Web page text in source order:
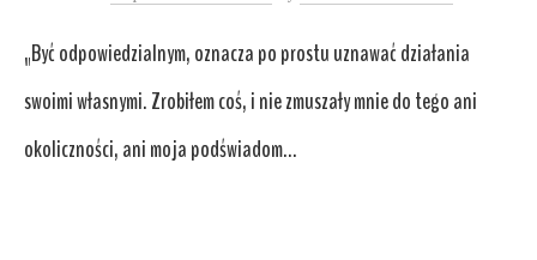
„Być odpowiedzialnym, oznacza po prostu uznawać działania
swoimi własnymi. Zrobiłem coś, i nie zmuszały mnie do tego ani
okoliczności, ani moja podświadom...